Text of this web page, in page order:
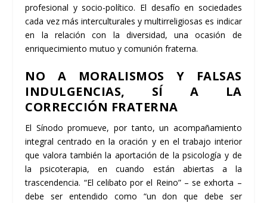
profesional y socio-político. El desafío en sociedades
cada vez más interculturales y multirreligiosas es indicar
en la relación con la diversidad, una ocasión de
enriquecimiento mutuo y comunión fraterna.
NO A MORALISMOS Y FALSAS
INDULGENCIAS, SÍ A LA
CORRECCIÓN FRATERNA
El Sínodo promueve, por tanto, un acompañamiento
integral centrado en la oración y en el trabajo interior
que valora también la aportación de la psicología y de
la psicoterapia, en cuando están abiertas a la
trascendencia. “El celibato por el Reino” – se exhorta –
debe ser entendido como “un don que debe ser